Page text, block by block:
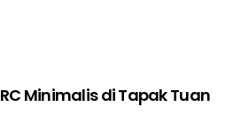
Minimalis di Tapak Tuan